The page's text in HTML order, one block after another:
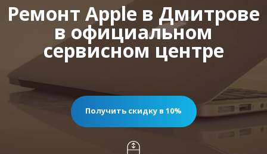
Ремонт Apple в Дмитрове
в официальном
сервисном центре
Получить скидку в 10%